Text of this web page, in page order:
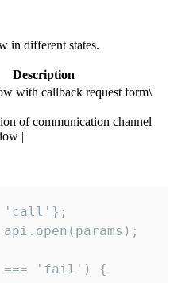
in different states.
Description
with callback request form\
of communication channel
|
'call'};
=== 'fail') {